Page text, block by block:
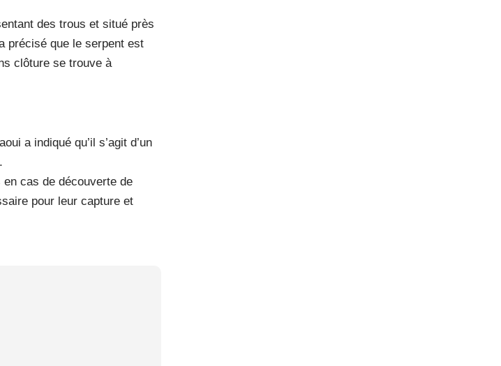
des trous et situé près
précisé que le serpent est
clôture se trouve à
a indiqué qu’il s’agit d’un
cas de découverte de
pour leur capture et